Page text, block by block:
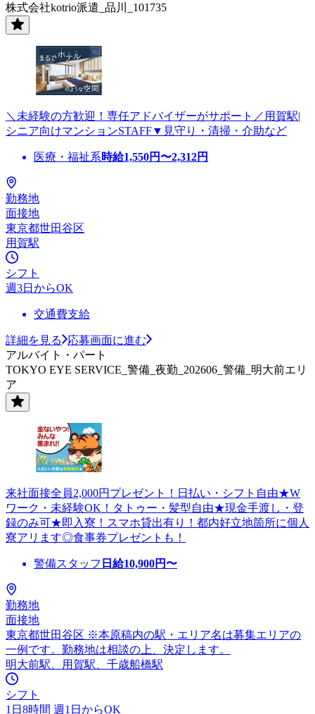
株式会社kotrio派遣_品川_101735
＼未経験の方歓迎！専任アドバイザーがサポート／用賀駅|
シニア向けマンションSTAFF▼見守り・清掃・介助など
医療・福祉系時給1,550円〜2,312円
勤務地
面接地
東京都世田谷区
用賀駅
シフト
週3日からOK
交通費支給
詳細を見る
応募画面に進む
アルバイト・パート
TOKYO EYE SERVICE_警備_夜勤_202606_警備_明大前エリ
ア
来社面接全員2,000円プレゼント！日払い・シフト自由★W
ワーク・未経験OK！タトゥー・髪型自由★現金手渡し・登
録のみ可★即入寮！スマホ貸出有り！都内好立地箇所に個人
寮アリます◎食事券プレゼントも！
警備スタッフ 日給10,900円〜
勤務地
面接地
東京都世田谷区 ※本原稿内の駅・エリア名は募集エリアの
一例です。勤務地は相談の上、決定します。
明大前駅、用賀駅、千歳船橋駅
シフト
1日8時間 週1日からOK